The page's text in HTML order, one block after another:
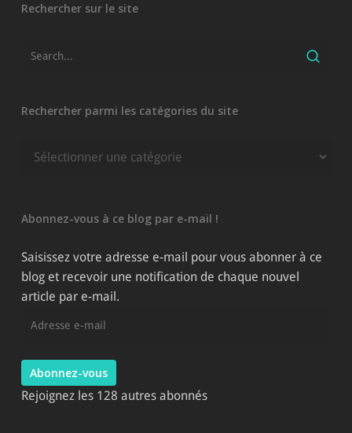
Rechercher sur le site
Rechercher parmi les catégories du site
Rechercher
du
Abonnez-vous à ce blog par e-mail !
Saisissez votre adresse e-mail pour vous abonner à ce
blog et recevoir une notification de chaque nouvel
article par e-mail.
Abonnez-vous
Rejoignez les 128 autres abonnés